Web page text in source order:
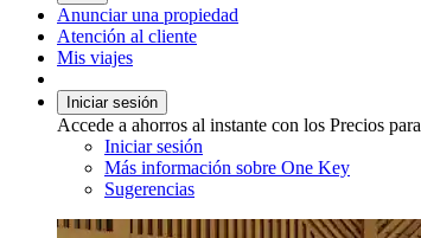
Anunciar una propiedad
Atención al cliente
Mis viajes
Iniciar sesión
Accede a ahorros al instante con los Precios
Iniciar sesión
Más información sobre One Key
Sugerencias